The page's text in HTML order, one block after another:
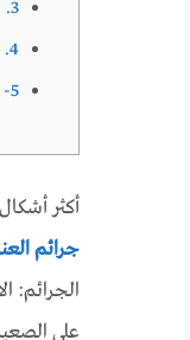
3. ماساتشوستس
4. نيو جيرسي
5- ولاية كونيتيكت
أكثر
جرائم
الجرائم: